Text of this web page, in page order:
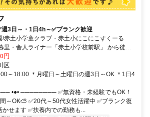
3日～・1日4h～✅ブランク歓迎
/赤土小学童クラブ・赤土小にこにこすくーる
里・舎人ライナー「赤土小学校前駅」 から徒歩2
円
区
～18:00 ＊月曜日～土曜日の週3日～OK ＊1日4
•●• ──────── ✅無資格・未経験でもOK！
～OK⛅ ✅20代～50代女性活躍中 ✅ブランク復
せます ✅扶養内での勤務も...